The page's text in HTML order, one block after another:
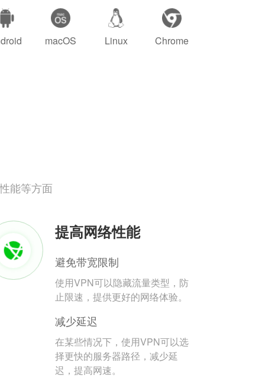
macOS Linux Chrome
能等方面
提高网络性能
避免带宽限制
使用VPN可以隐藏流量类型，防
止限速，提供更好的网络体验。
减少延迟
在某些情况下，使用VPN可以选
择更快的服务器路径，减少延
迟，提高网速。